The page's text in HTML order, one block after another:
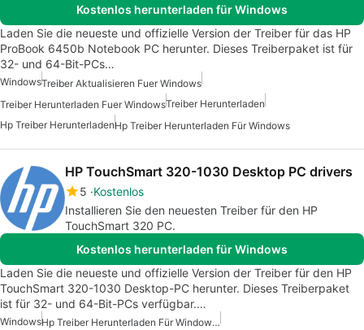
Kostenlos herunterladen für Windows
Laden Sie die neueste und offizielle Version der Treiber für das HP
ProBook 6450b Notebook PC herunter. Dieses Treiberpaket ist für
32- und 64-Bit-PCs…
WindowsTreiber Aktualisieren Fuer Windows
Treiber Herunterladen Fuer WindowsTreiber Herunterladen
Hp Treiber HerunterladenHp Treiber Herunterladen Für Windows
HP TouchSmart 320-1030 Desktop PC drivers
5 Kostenlos
Installieren Sie den neuesten Treiber für den HP
TouchSmart 320 PC.
Kostenlos herunterladen für Windows
Laden Sie die neueste und offizielle Version der Treiber für den HP
TouchSmart 320-1030 Desktop-PC herunter. Dieses Treiberpaket
ist für 32- und 64-Bit-PCs verfügbar.…
Windows
Hp Treiber Herunterladen Für Windows 7